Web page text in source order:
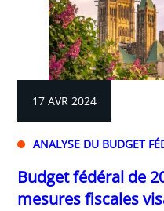
17 AVR 2024
ANALYSE DU BUDGET
Budget fédéral de
mesures fiscales